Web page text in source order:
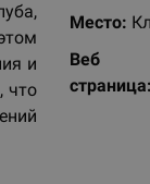
и
что
Место:
Веб
страницa: